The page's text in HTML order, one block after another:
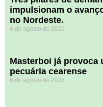
impulsionam o
no Nordeste.
6 de agosto de 2026
Masterboi já provoca
pecuária cearense
6 de agosto de 2026